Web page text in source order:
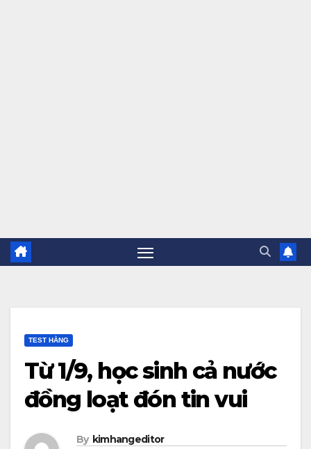
TEST HẰNG
Từ 1/9, học sinh cả nước
đồng loạt đón tin vui
By kimhangeditor